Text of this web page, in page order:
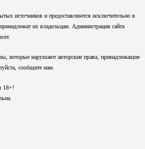
источников и предоставляются исключительно в
их владельцам. Администрация сайта
которые нарушают авторские права, принадлежащие
сообщите нам.
18+!